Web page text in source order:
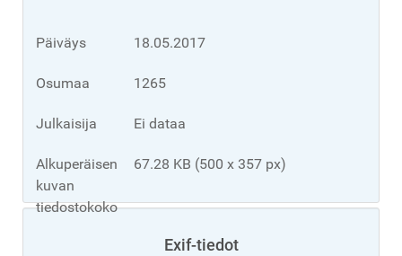
Päiväys 18.05.2017
Osumaa 1265
Julkaisija Ei dataa
Alkuperäisen
kuvan
tiedostokoko
67.28 KB (500 x 357 px)
Exif-tiedot